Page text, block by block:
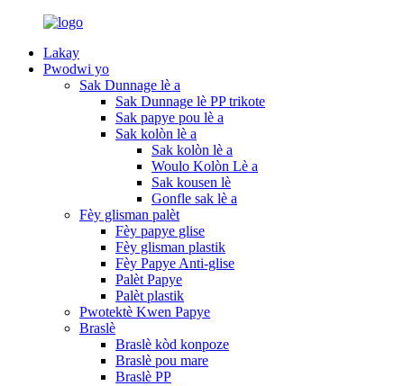
Lakay
Pwodwi yo
Sak Dunnage lè a
Sak Dunnage lè PP trikote
Sak papye pou lè a
Sak kolòn lè a
Sak kolòn lè a
Woulo Kolòn Lè a
Sak kousen lè
Gonfle sak lè a
Fèy glisman palèt
Fèy papye glise
Fèy glisman plastik
Fèy Papye Anti-glise
Palèt Papye
Palèt plastik
Pwotektè Kwen Papye
Braslè
Braslè kòd konpoze
Braslè pou mare
Braslè PP